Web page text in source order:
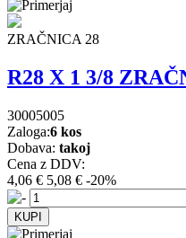
ZRAČNICA 28
R28 X 1 3/8
30005005
Zaloga:6 kos
Dobava: takoj
Cena z DDV:
4,06 € 5,08 € -20%